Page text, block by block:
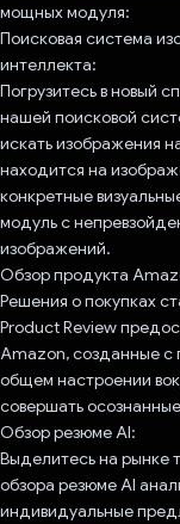
мощных модуля:
Поисковая система
интеллекта:
Погрузитесь в новый
нашей поисковой
искать изображения
находится на
конкретные
модуль с
изображений.
Обзор продукта
Решения о покупках
Product Review
Amazon, созданные с
общем настроении
совершать
Обзор резюме AI:
Выделитесь на рынке
обзора резюме AI
индивидуальные